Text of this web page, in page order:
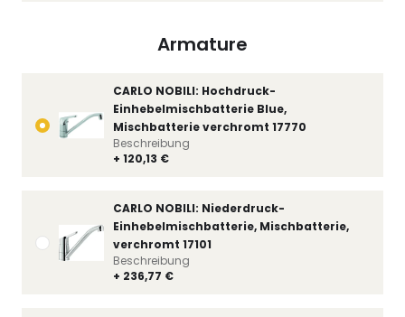
Armature
CARLO NOBILI: Hochdruck-
Einhebelmischbatterie Blue,
Mischbatterie verchromt 17770
+ 120,13 €
Beschreibung
CARLO NOBILI: Niederdruck-
Einhebelmischbatterie, Mischbatterie,
verchromt 17101
+ 236,77 €
Beschreibung